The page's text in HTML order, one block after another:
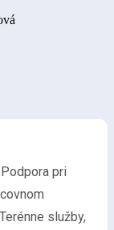
pri
služby,